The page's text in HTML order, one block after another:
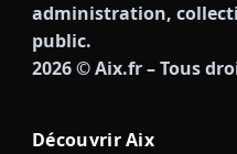
administration,
public.
2026© Aix.fr – Tous
Découvrir Aix